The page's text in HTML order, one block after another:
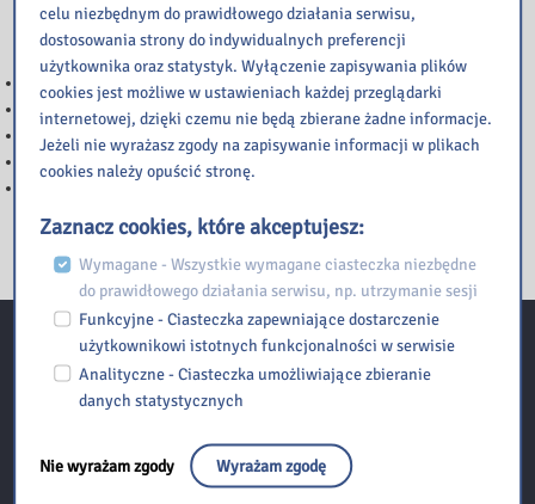
Przeczytaj
WAŻNA INFORMACJA
Ważna informacja
NOC BIBLIOTEK
Informacja
Kontakt
Biblioteka Pedagogiczna w Radomiu Filia w Szydłowcu
ul. Kolejowa 36, 26-500 Szydłowiec
celu niezbędnym do prawidłowego działania serwisu,
dostosowania strony do indywidualnych preferencji
użytkownika oraz statystyk. Wyłączenie zapisywania plików
cookies jest możliwe w ustawieniach każdej przeglądarki
internetowej, dzięki czemu nie będą zbierane żadne informacje.
Jeżeli nie wyrażasz zgody na zapisywanie informacji w plikach
cookies należy opuścić stronę.
Zaznacz cookies, które akceptujesz:
Wymagane - Wszystkie wymagane ciasteczka niezbędne
do prawidłowego działania serwisu, np. utrzymanie sesji
Funkcyjne - Ciasteczka zapewniające dostarczenie
użytkownikowi istotnych funkcjonalności w serwisie
Analityczne - Ciasteczka umożliwiające zbieranie
danych statystycznych
Nie wyrażam zgody Wyrażam zgodę